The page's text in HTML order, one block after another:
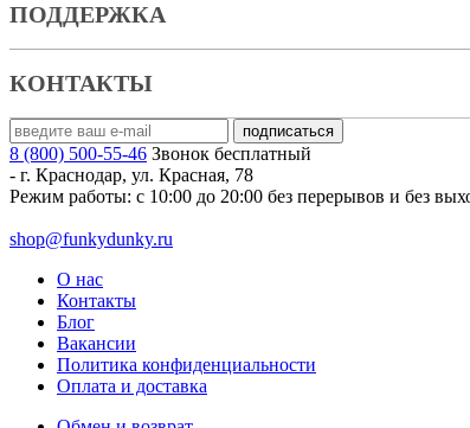
ПОДДЕРЖКА
КОНТАКТЫ
8 (800) 500-55-46 Звонок бесплатный
- г. Краснодар, ул. Красная, 78
Режим работы: с 10:00 до 20:00 без перерывов и без
shop@funkydunky.ru
О нас
Контакты
Блог
Вакансии
Политика конфиденциальности
Оплата и доставка